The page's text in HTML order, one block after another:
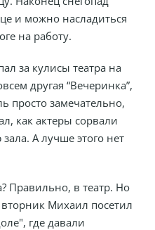
и можно насладиться
на работу.
за кулисы театра на
другая “Вечеринка”,
просто замечательно,
как актеры сорвали
А лучше этого нет
Правильно, в театр. Но
Михаил посетил
где давали